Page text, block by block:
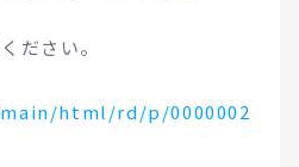
ださい。
html/rd/p/0000002